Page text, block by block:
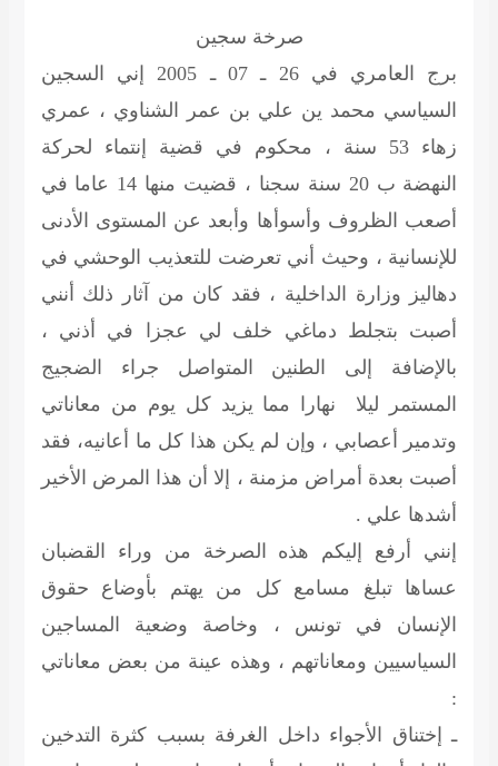
صرخة سجين
برج العامري في 26 ـ 07 ـ 2005 إني السجين
السياسي محمد ين علي بن عمر الشناوي ، عمري
زهاء 53 سنة ، محكوم في قضية إنتماء لحركة
النهضة ب 20 سنة سجنا ، قضيت منها 14 عاما في
أصعب الظروف وأسوأها وأبعد عن المستوى الأدنى
للإنسانية ، وحيث أني تعرضت للتعذيب الوحشي في
دهاليز وزارة الداخلية ، فقد كان من آثار ذلك أنني
أصبت بتجلط دماغي خلف لي عجزا في أذني ،
بالإضافة إلى الطنين المتواصل جراء الضجيج
المستمر ليلا نهارا مما يزيد كل يوم من معاناتي
وتدمير أعصابي ، وإن لم يكن هذا كل ما أعانيه، فقد
أصبت بعدة أمراض مزمنة ، إلا أن هذا المرض الأخير
أشدها علي .
إنني أرفع إليكم هذه الصرخة من وراء القضبان
عساها تبلغ مسامع كل من يهتم بأوضاع حقوق
الإنسان في تونس ، وخاصة وضعية المساجين
السياسيين ومعاناتهم ، وهذه عينة من بعض معاناتي
:
ـ إختناق الأجواء داخل الغرفة بسبب كثرة التدخين